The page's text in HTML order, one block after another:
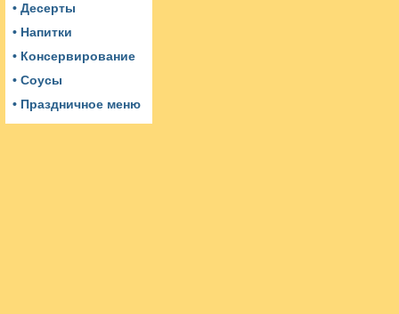
• Десерты
• Напитки
• Консервирование
• Соусы
• Праздничное меню